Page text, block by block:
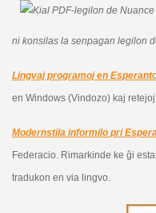
ni konsilas la senpagan legilon
Lingvaj programoj en
en Windows (Vindozo) kaj
Modernstila informilo pri
Federacio. Rimarkinde ke ĝi
tradukon en via lingvo.